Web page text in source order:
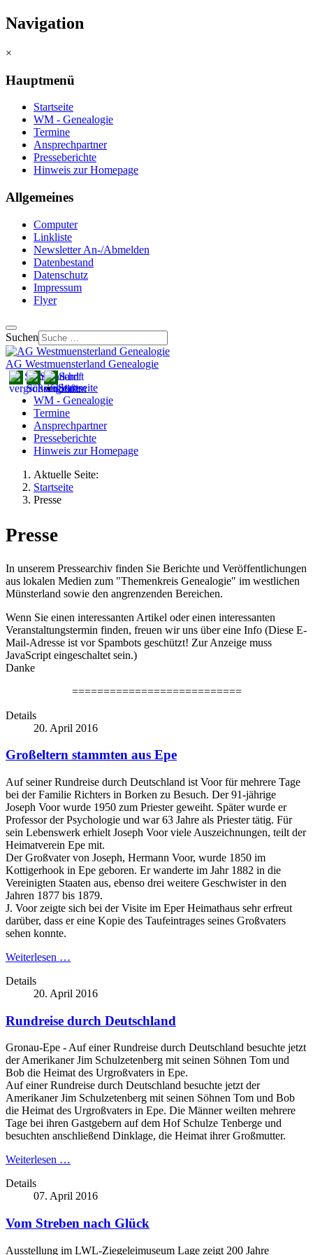
Navigation
×
Hauptmenü
Startseite
WM - Genealogie
Termine
Ansprechpartner
Presseberichte
Hinweis zur Homepage
Allgemeines
Computer
Linkliste
Newsletter An-/Abmelden
Datenbestand
Datenschutz
Impressum
Flyer
Suchen
AG Westmuensterland Genealogie
Startseite
WM - Genealogie
Termine
Ansprechpartner
Presseberichte
Hinweis zur Homepage
Aktuelle Seite:
Startseite
Presse
Presse
In unserem Pressearchiv finden Sie Berichte und Veröffentlichungen
aus lokalen Medien zum "Themenkreis Genealogie" im westlichen
Münsterland sowie den angrenzenden Bereichen.
Wenn Sie einen interessanten Artikel oder einen interessanten
Veranstaltungstermin finden, freuen wir uns über eine Info (Diese E-
Mail-Adresse ist vor Spambots geschützt! Zur Anzeige muss
JavaScript eingeschaltet sein.)
Danke
===========================
Details
20. April 2016
Großeltern stammten aus Epe
Auf seiner Rundreise durch Deutschland ist Voor für mehrere Tage
bei der Familie Richters in Borken zu Besuch. Der 91-jährige
Joseph Voor wurde 1950 zum Priester geweiht. Später wurde er
Professor der Psychologie und war 63 Jahre als Priester tätig. Für
sein Lebenswerk erhielt Joseph Voor viele Auszeichnungen, teilt der
Heimatverein Epe mit.
Der Großvater von Joseph, Hermann Voor, wurde 1850 im
Kottigerhook in Epe geboren. Er wanderte im Jahr 1882 in die
Vereinigten Staaten aus, ebenso drei weitere Geschwister in den
Jahren 1877 bis 1879.
J. Voor zeigte sich bei der Visite im Eper Heimathaus sehr erfreut
darüber, dass er eine Kopie des Taufeintrages seines Großvaters
sehen konnte.
Weiterlesen …
Details
20. April 2016
Rundreise durch Deutschland
Gronau-Epe - Auf einer Rundreise durch Deutschland besuchte jetzt
der Amerikaner Jim Schulzetenberg mit seinen Söhnen Tom und
Bob die Heimat des Urgroßvaters in Epe.
Auf einer Rundreise durch Deutschland besuchte jetzt der
Amerikaner Jim Schulzetenberg mit seinen Söhnen Tom und Bob
die Heimat des Urgroßvaters in Epe. Die Männer weilten mehrere
Tage bei ihren Gastgebern auf dem Hof Schulze Tenberge und
besuchten anschließend Dinklage, die Heimat ihrer Großmutter.
Weiterlesen …
Details
07. April 2016
Vom Streben nach Glück
Ausstellung im LWL-Ziegeleimuseum Lage zeigt 200 Jahre